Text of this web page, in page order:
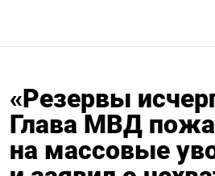
«Резервы
Глава МВД
на массовые